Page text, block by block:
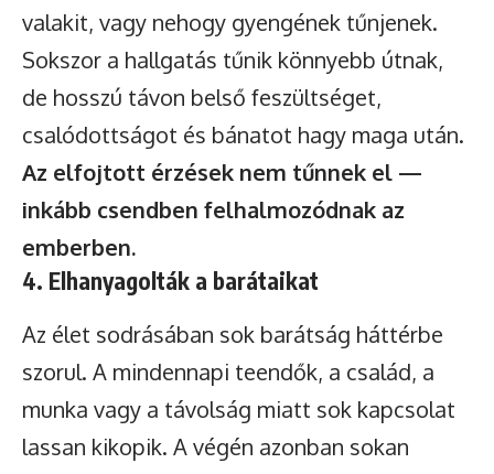
valakit, vagy nehogy gyengének tűnjenek.
Sokszor a hallgatás tűnik könnyebb útnak,
de hosszú távon belső feszültséget,
csalódottságot és bánatot hagy maga után.
Az elfojtott érzések nem tűnnek el —
inkább csendben felhalmozódnak az
emberben.
4. Elhanyagolták a barátaikat
Az élet sodrásában sok barátság háttérbe
szorul. A mindennapi teendők, a család, a
munka vagy a távolság miatt sok kapcsolat
lassan kikopik. A végén azonban sokan